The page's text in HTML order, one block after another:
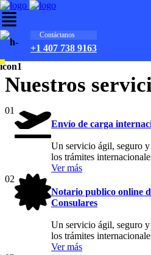
Contáctanos
+1 407 738 9163
Lo que ofrecemos
Nuestros
01
Envío de carga
Un servicio ágil, seguro y
los trámites
Ver más
02
Notario publico online
Consulares
Un servicio ágil, seguro y
los trámites
Ver más